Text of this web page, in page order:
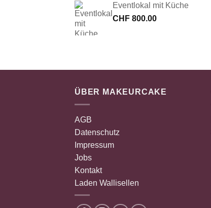
Eventlokal mit Küche
CHF 800.00
ÜBER MAKEURCAKE
AGB
Datenschutz
Impressum
Jobs
Kontakt
Laden Wallisellen